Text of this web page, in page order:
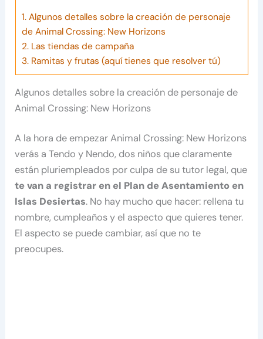
1.Algunos detalles sobre la creación de personaje
de Animal Crossing: New Horizons
2.Las tiendas de campaña
3.Ramitas y frutas (aquí tienes que resolver tú)
Algunos detalles sobre la creación de personaje de
Animal Crossing: New Horizons
A la hora de empezar Animal Crossing: New Horizons
verás a Tendo y Nendo, dos niños que claramente
están pluriempleados por culpa de su tutor legal, que
te van a registrar en el Plan de Asentamiento en
Islas Desiertas. No hay mucho que hacer: rellena tu
nombre, cumpleaños y el aspecto que quieres tener.
El aspecto se puede cambiar, así que no te
preocupes.